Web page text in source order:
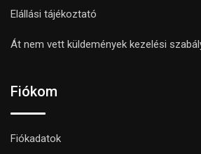
Elállási tájékoztató
Át nem vett küldemények kezelési
Fiókom
Fiókadatok